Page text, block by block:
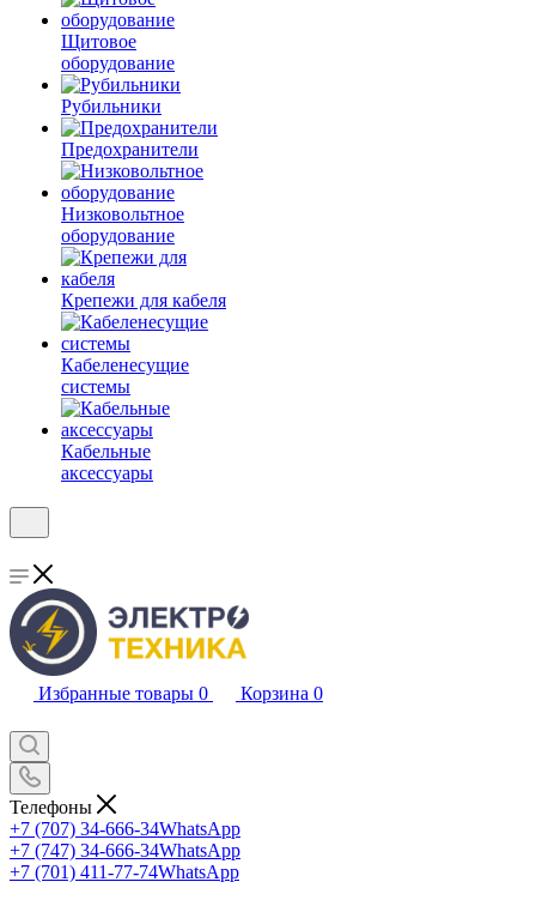
Щитовое
оборудование
Рубильники
Предохранители
Низковольтное
оборудование
Крепежи для кабеля
Кабеленесущие
системы
Кабельные
аксессуары
Избранные товары 0 Корзина 0
Телефоны
+7 (707) 34-666-34WhatsApp
+7 (747) 34-666-34WhatsApp
+7 (701) 411-77-74WhatsApp